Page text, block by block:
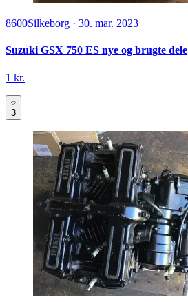
8600Silkeborg · 30. mar. 2023
Suzuki GSX 750 ES nye og brugte dele
1 kr.
3